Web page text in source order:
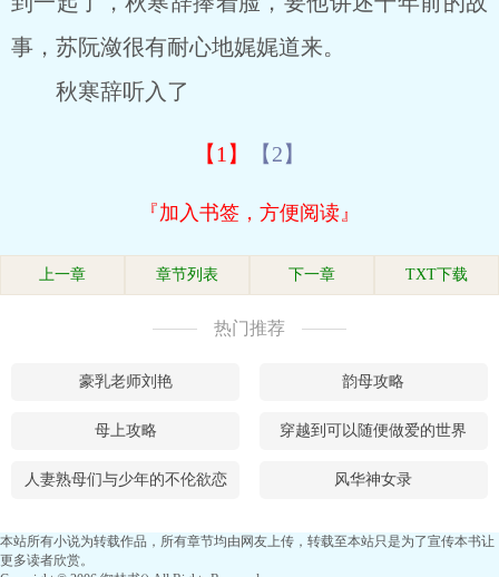
事，苏阮潋很有耐心地娓娓道来。
秋寒辞听入了
【1】 【2】
『加入书签，方便阅读』
上一章 章节列表 下一章 TXT下载
热门推荐
豪乳老师刘艳 韵母攻略
母上攻略 穿越到可以随便做爱的世界
人妻熟母们与少年的不伦欲恋 风华神女录
本站所有小说为转载作品，所有章节均由网友上传，转载至本站只是为了宣传本书让
更多读者欣赏。